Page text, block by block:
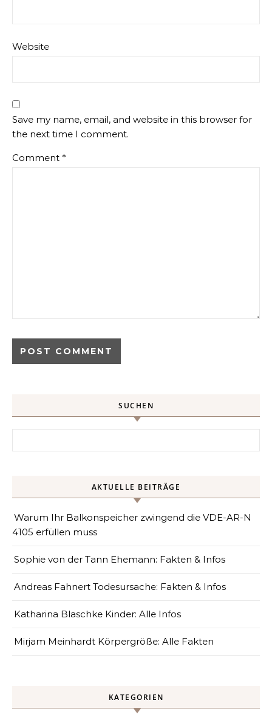
Website
Save my name, email, and website in this browser for
the next time I comment.
Comment *
SUCHEN
AKTUELLE BEITRÄGE
Warum Ihr Balkonspeicher zwingend die VDE-AR-N
4105 erfüllen muss
Sophie von der Tann Ehemann: Fakten & Infos
Andreas Fahnert Todesursache: Fakten & Infos
Katharina Blaschke Kinder: Alle Infos
Mirjam Meinhardt Körpergröße: Alle Fakten
KATEGORIEN